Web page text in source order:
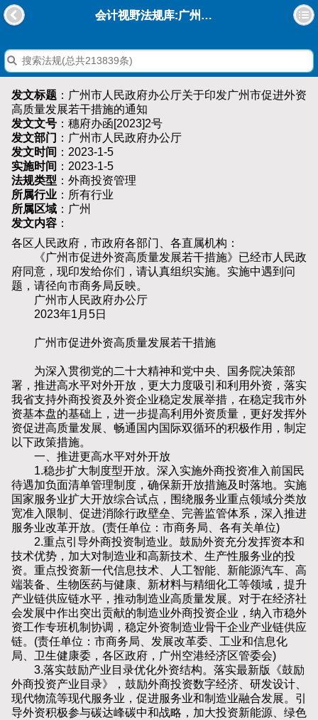
会计视野法规库:广州市人民政府办公厅关于印发广州市促进外资高质量发展若干措施的通知
发文标题 ：广州市人民政府办公厅关于印发广州市促进外资
高质量发展若干措施的通知
发文文号 ：穗府办函[2023]2号
发文部门 ：广州市人民政府办公厅
发文时间 ：2023-1-5
实施时间 ：2023-1-5
法规类型 ：外商投资管理
所属行业 ：所有行业
所属区域 ：广州
发文内容 ：
各区人民政府，市政府各部门、各直属机构：
《广州市促进外资高质量发展若干措施》已经市人民政
府同意，现印发给你们，请认真组织实施。实施中遇到问
题，请径向市商务局反映。
广州市人民政府办公厅
2023年1月5日
广州市促进外资高质量发展若干措施
为深入贯彻党的二十大精神和党中央、国务院决策部
署，推进高水平对外开放，更大力度吸引和利用外资，落实
我省支持外商投资及外资企业稳定发展举措，在稳定我市外
资基本盘的基础上，进一步提高利用外资质量，更好发挥外
资促进高质量发展、畅通国内国际双循环的积极作用，制定
以下政策措施。
一、推进更高水平对外开放
1.稳步扩大制度型开放。深入实施外商投资准入前国民
待遇加负面清单管理制度，确保新开放措施及时落地。实施
国家服务业扩大开放综合试点，围绕服务业重点领域分类放
宽准入限制、促进消除行政壁垒、完善监管体系，深入推进
服务业改革开放。(责任单位：市商务局、各有关单位)
2.重点引导外商投资制造业。鼓励外资充分发挥资本和
技术优势，加大对制造业和高新技术、生产性服务业的投
资。重点投资新一代信息技术、人工智能、新能源汽车、高
端装备、生物医药与健康、新材料与精细化工等领域，提升
产业链供应链水平，推动制造业高质量发展。对于在经济社
会发展中作出突出贡献的制造业外商投资企业，纳入市稳外
资工作专班机制协调，稳定外资制造业骨干企业产业链供应
链。(责任单位：市商务局、发展改革委、工业和信息化
局、卫生健康委，各区政府，广州空港经济区管委会)
3.落实鼓励产业目录优化外资结构。落实最新版《鼓励
外商投资产业目录》，鼓励外商投资数字经济、研发设计、
现代物流等现代服务业，促进服务业和制造业融合发展。引
导外资积极参与碳达峰碳中和战略，加大投资新能源、绿色